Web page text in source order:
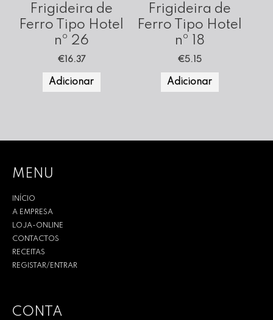
Frigideira de
Ferro Tipo Hotel
nº 26
€16.37
Adicionar
Frigideira de
Ferro Tipo Hotel
nº 18
€5.15
Adicionar
MENU
INÍCIO
A EMPRESA
LOJA-ONLINE
CONTACTOS
RECEITAS
REGISTAR/ENTRAR
CONTA